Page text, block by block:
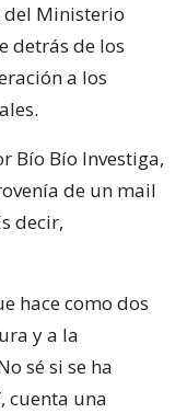
Ministerio
detrás de los
a los
Bío Bío Investiga,
de un mail
decir,
hace como dos
y a la
sé si se ha
cuenta una